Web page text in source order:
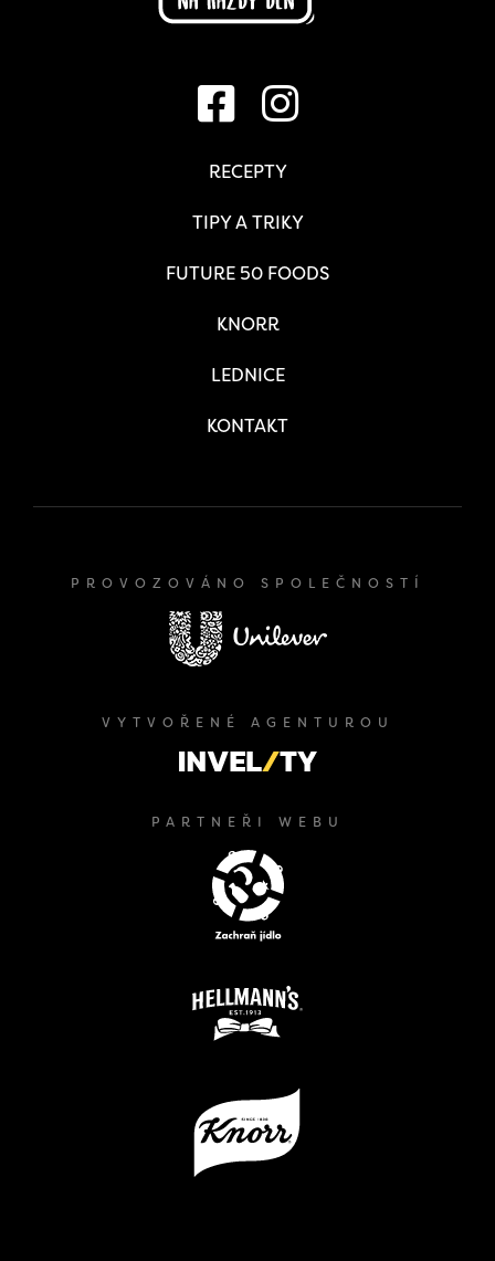
RECEPTY
TIPY A TRIKY
FUTURE 50 FOODS
KNORR
LEDNICE
KONTAKT
PROVOZOVÁNO SPOLEČNOSTÍ
VYTVOŘENÉ AGENTUROU
PARTNEŘI WEBU